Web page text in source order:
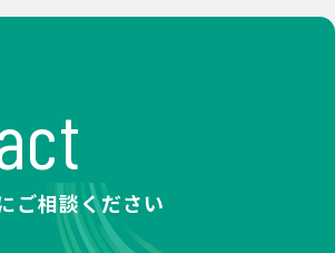
ご相談ください